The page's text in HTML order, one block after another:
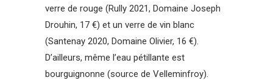
verre de rouge (Rully 2021, Domaine Joseph
Drouhin, 17 €) et un verre de vin blanc
(Santenay 2020, Domaine Olivier, 16 €).
D’ailleurs, même l’eau pétillante est
bourguignonne (source de Velleminfroy).